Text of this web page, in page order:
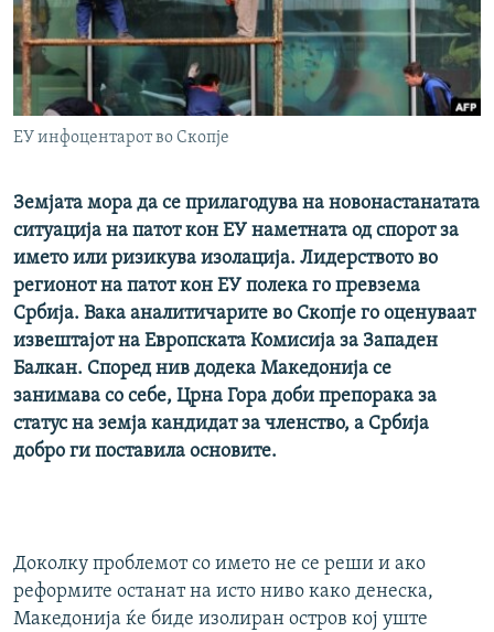
РСЕ веб страници
ЕУ инфоцентарот во Скопје
Земјата мора да се прилагодува на новонастанатата
ситуација на патот кон ЕУ наметната од спорот за
името или ризикува изолација. Лидерството во
регионот на патот кон ЕУ полека го превзема
Србија. Вака аналитичарите во Скопје го оценуваат
извештајот на Европската Комисија за Западен
Балкан. Според нив додека Македонија се
занимава со себе, Црна Гора доби препорака за
статус на земја кандидат за членство, а Србија
добро ги поставила основите.
Доколку проблемот со името не се реши и ако
реформите останат на исто ниво како денеска,
Македонија ќе биде изолиран остров кој уште